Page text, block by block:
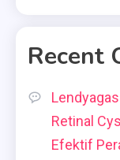
Recent
Retinal
Efektif